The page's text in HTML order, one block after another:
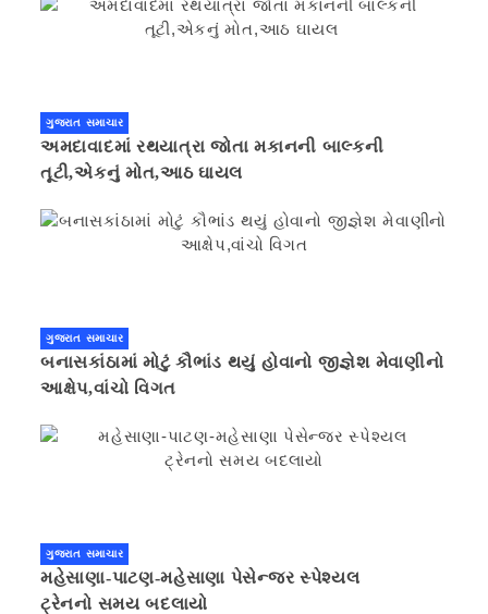
ગુજરાત સમાચાર
અમદાવાદમાં રથયાત્રા જોતા મકાનની બાલ્કની
તૂટી,એકનું મોત,આઠ ઘાયલ
ગુજરાત સમાચાર
બનાસકાંઠામાં મોટું કૌભાંડ થયું હોવાનો જીજ્ઞેશ મેવાણીનો
આક્ષેપ,વાંચો વિગત
ગુજરાત સમાચાર
મહેસાણા-પાટણ-મહેસાણા પેસેન્જર સ્પેશ્યલ
ટ્રેનનો સમય બદલાયો